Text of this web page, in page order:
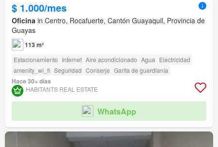
$ 1.000/mes
Oficina in Centro, Rocafuerte, Cantón Guayaquil, Provincia de
Guayas
113 m²
Estacionamiento Internet Aire acondicionado Agua Electricidad
amenity_wi_fi Seguridad Conserje Garita de guardianía
Hace 30+ días
HABITANTS REAL ESTATE
WhatsApp